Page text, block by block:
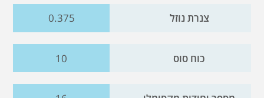
צנרת נוזל 0.375
כוח סוס 10